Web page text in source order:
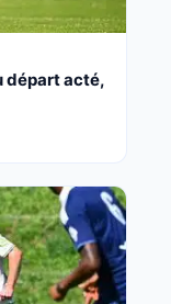
départ acté,